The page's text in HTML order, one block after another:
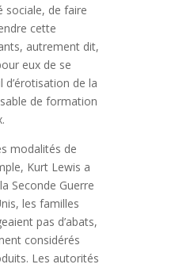
sociale, de faire
cette
autrement dit,
eux de se
d’érotisation de la
de formation
modalités de
Kurt Lewis a
Seconde Guerre
les familles
pas d’abats,
considérés
Les autorités